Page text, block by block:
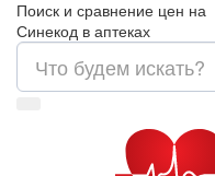
Поиск и сравнение цен на
Синекод в аптеках